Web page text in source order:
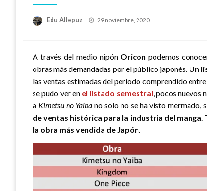
Edu Allepuz
Publicado
29 noviembre, 2020
A través del medio nipón Oriconpodemos
obras más demandadas por el público japonés. Un
las ventas estimadas del período comprendido
se pudo ver enel listado semestral, pocos nuevos
a Kimetsu no Yaiba no solo no se ha visto mermado,
de ventas histórica para la industria del manga.
la obra más vendida de Japón.